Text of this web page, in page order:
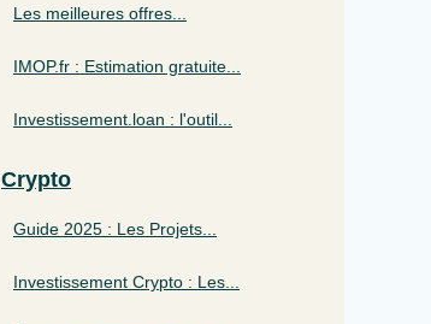
Les meilleures offres...
IMOP.fr : Estimation gratuite...
Investissement.loan : l'outil...
Crypto
Guide 2025 : Les Projets...
Investissement Crypto : Les...